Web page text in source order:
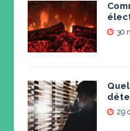
30
29